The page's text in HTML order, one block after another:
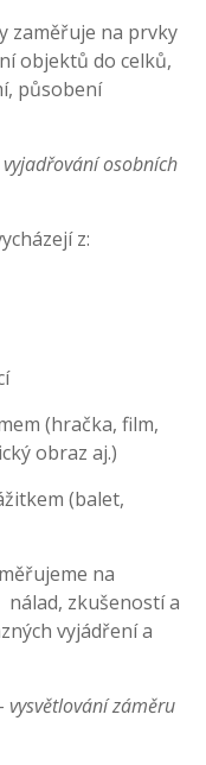
zaměřuje na prvky
objektů do celků,
působení
osobních
z:
(hračka, film,
obraz aj.)
(balet,
na
zkušeností a
vyjádření a
záměru